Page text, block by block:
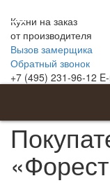
Кухни на заказ
от производителя
Вызов замерщика
Обратный звонок
+7 (495) 231-96-12